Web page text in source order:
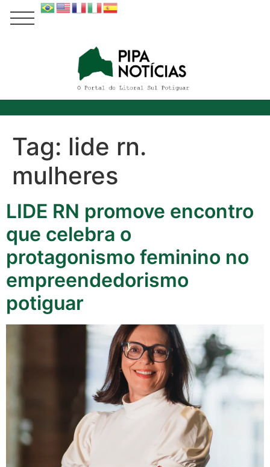
Tag: lide rn.
mulheres
LIDE RN promove encontro
que celebra o
protagonismo feminino no
empreendedorismo
potiguar